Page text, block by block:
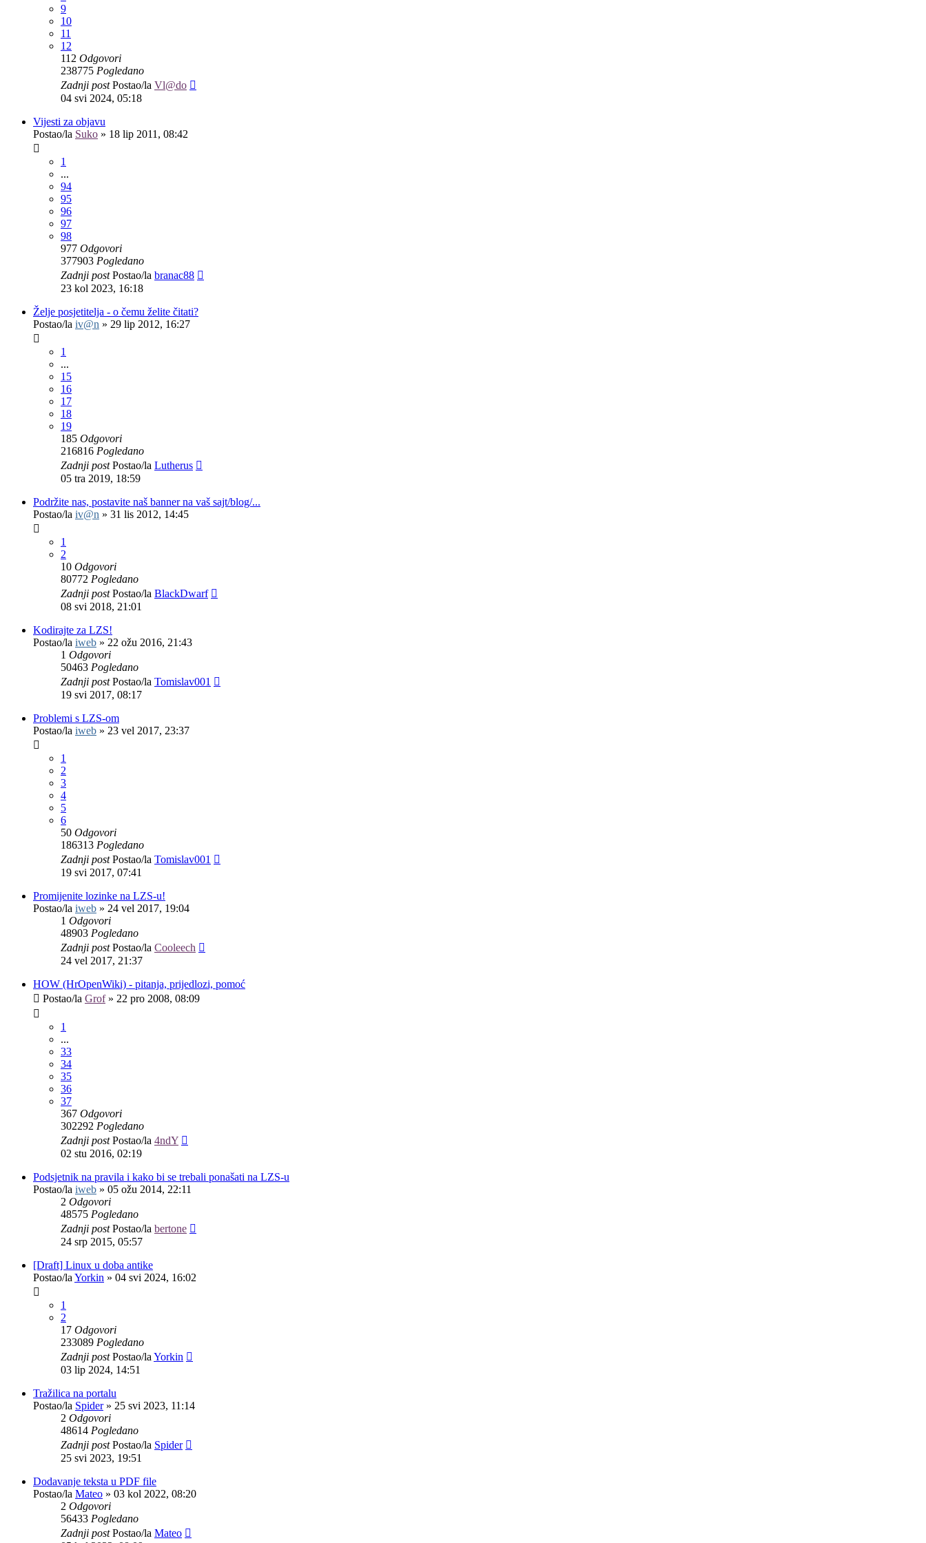
9
10
11
12
112 Odgovori
238775 Pogledano
Zadnji postPostao/la Vl@do
04 svi 2024, 05:18
Vijesti za objavu
Postao/la Suko » 18 lip 2011, 08:42
1
...
94
95
96
97
98
977 Odgovori
377903 Pogledano
Zadnji postPostao/la branac88
23 kol 2023, 16:18
Želje posjetitelja - o čemu želite čitati?
Postao/la iv@n » 29 lip 2012, 16:27
1
...
15
16
17
18
19
185 Odgovori
216816 Pogledano
Zadnji postPostao/la Lutherus
05 tra 2019, 18:59
Podržite nas, postavite naš banner na vaš sajt/blog/...
Postao/la iv@n » 31 lis 2012, 14:45
1
2
10 Odgovori
80772 Pogledano
Zadnji postPostao/la BlackDwarf
08 svi 2018, 21:01
Kodirajte za LZS!
Postao/la iweb » 22 ožu 2016, 21:43
1 Odgovori
50463 Pogledano
Zadnji postPostao/la Tomislav001
19 svi 2017, 08:17
Problemi s LZS-om
Postao/la iweb » 23 vel 2017, 23:37
1
2
3
4
5
6
50 Odgovori
186313 Pogledano
Zadnji postPostao/la Tomislav001
19 svi 2017, 07:41
Promijenite lozinke na LZS-u!
Postao/la iweb » 24 vel 2017, 19:04
1 Odgovori
48903 Pogledano
Zadnji postPostao/la Cooleech
24 vel 2017, 21:37
HOW (HrOpenWiki) - pitanja, prijedlozi, pomoć
Postao/la Grof» 22 pro 2008, 08:09
1
...
33
34
35
36
37
367 Odgovori
302292 Pogledano
Zadnji postPostao/la 4ndY
02 stu 2016, 02:19
Podsjetnik na pravila i kako bi se trebali ponašati na LZS-u
Postao/la iweb » 05 ožu 2014, 22:11
2 Odgovori
48575 Pogledano
Zadnji postPostao/la bertone
24 srp 2015, 05:57
[Draft] Linux u doba antike
Postao/la Yorkin » 04 svi 2024, 16:02
1
2
17 Odgovori
233089 Pogledano
Zadnji postPostao/la Yorkin
03 lip 2024, 14:51
Tražilica na portalu
Postao/la Spider» 25 svi 2023, 11:14
2 Odgovori
48614 Pogledano
Zadnji postPostao/la Spider
25 svi 2023, 19:51
Dodavanje teksta u PDF file
Postao/la Mateo » 03 kol 2022, 08:20
2 Odgovori
56433 Pogledano
Zadnji postPostao/la Mateo